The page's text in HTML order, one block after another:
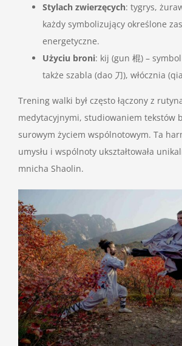
Stylach zwierzęcych: tygrys,
każdy symbolizujący określone
energetyczne.
Użyciu broni: kij (gun 棍) –
także szabla (dao 刀), włócznia
Trening walki był często łączony z
medytacyjnymi, studiowaniem tekstów
surowym życiem wspólnotowym. Ta
umysłu i wspólnoty ukształtowała
mnicha Shaolin.